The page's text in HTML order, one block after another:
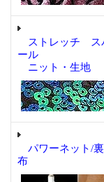
ストレッチ ス
ール
ニット・生地
パワーネット/
布